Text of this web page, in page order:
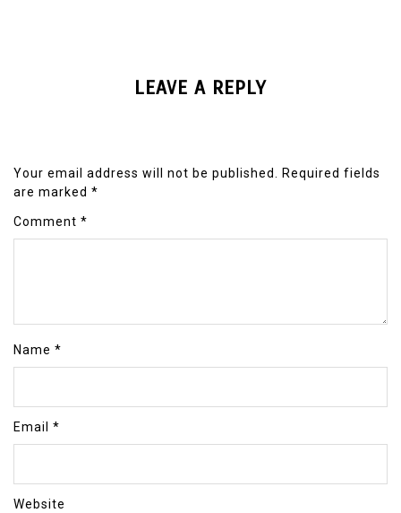
LEAVE A REPLY
Your email address will not be published. Required fields
are marked *
Comment *
Name *
Email *
Website